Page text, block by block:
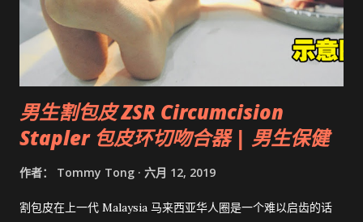
男生割包皮 ZSR Circumcision
Stapler 包皮环切吻合器 | 男生保健
作者： Tommy Tong 六月 12, 2019
割包皮在上一代 Malaysia 马来西亚华人圈是一个难以启齿的话